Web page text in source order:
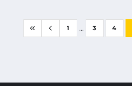
1 ... 3 4